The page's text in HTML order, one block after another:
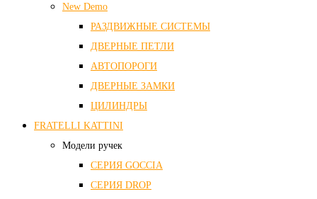
New Demo
РАЗДВИЖНЫЕ СИСТЕМЫ
ДВЕРНЫЕ ПЕТЛИ
АВТОПОРОГИ
ДВЕРНЫЕ ЗАМКИ
ЦИЛИНДРЫ
FRATELLI KATTINI
Модели ручек
СЕРИЯ GOCCIA
СЕРИЯ DROP